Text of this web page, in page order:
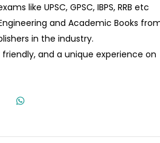
like UPSC, GPSC, IBPS, RRB etc
and Academic Books
in the industry.
and a unique experience on